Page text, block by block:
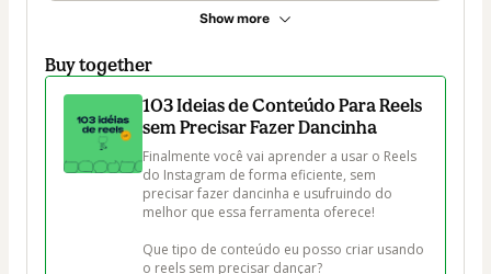
Show more
Buy together
103 Ideias de Conteúdo Para Reels
sem Precisar Fazer Dancinha
Finalmente você vai aprender a usar o Reels
do Instagram de forma eficiente, sem
precisar fazer dancinha e usufruindo do
melhor que essa ferramenta oferece!
Que tipo de conteúdo eu posso criar usando
o reels sem precisar dançar?